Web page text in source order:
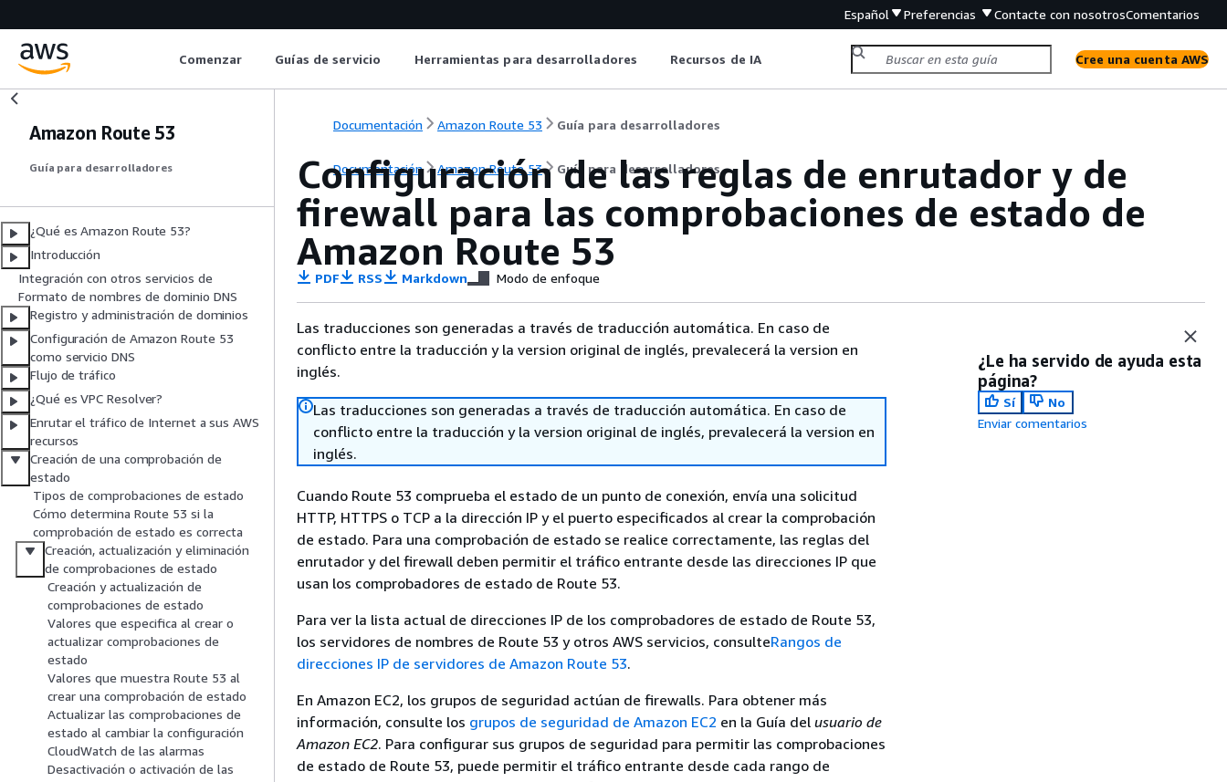
Español Preferencias Contacte con nosotrosComentarios
Comenzar Guías de servicio Herramientas para desarrolladores Recursos de IA Cree una cuenta AWS
Amazon Route 53
Guía para desarrolladores
¿Qué es Amazon Route 53?
Introducción
Integración con otros servicios de
Formato de nombres de dominio DNS
Registro y administración de dominios
Configuración de Amazon Route 53
como servicio DNS
Flujo de tráfico
¿Qué es VPC Resolver?
Enrutar el tráfico de Internet a sus AWS
recursos
Creación de una comprobación de
estado
Tipos de comprobaciones de estado
Cómo determina Route 53 si la
comprobación de estado es correcta
Creación, actualización y eliminación
de comprobaciones de estado
Creación y actualización de
comprobaciones de estado
Valores que especifica al crear o
actualizar comprobaciones de
estado
Valores que muestra Route 53 al
crear una comprobación de estado
Actualizar las comprobaciones de
estado al cambiar la configuración
CloudWatch de las alarmas
Desactivación o activación de las
Documentación Amazon Route 53 Guía para desarrolladores
Documentación Amazon Route 53 Guía para desarrolladores
Configuración de las reglas de enrutador y de
firewall para las comprobaciones de estado de
Amazon Route 53
PDF RSS Markdown Modo de enfoque
Las traducciones son generadas a través de traducción automática. En caso de
conflicto entre la traducción y la version original de inglés, prevalecerá la version en
inglés.
Las traducciones son generadas a través de traducción automática. En caso de
conflicto entre la traducción y la version original de inglés, prevalecerá la version en
inglés.
Cuando Route 53 comprueba el estado de un punto de conexión, envía una solicitud
HTTP, HTTPS o TCP a la dirección IP y el puerto especificados al crear la comprobación
de estado. Para una comprobación de estado se realice correctamente, las reglas del
enrutador y del firewall deben permitir el tráfico entrante desde las direcciones IP que
usan los comprobadores de estado de Route 53.
Para ver la lista actual de direcciones IP de los comprobadores de estado de Route 53,
los servidores de nombres de Route 53 y otros AWS servicios, consulteRangos de
direcciones IP de servidores de Amazon Route 53.
En Amazon EC2, los grupos de seguridad actúan de firewalls. Para obtener más
información, consulte los grupos de seguridad de Amazon EC2 en la Guía del usuario de
Amazon EC2. Para configurar sus grupos de seguridad para permitir las comprobaciones
de estado de Route 53, puede permitir el tráfico entrante desde cada rango de
¿Le ha servido de ayuda esta
página?
Sí
No
Enviar comentarios